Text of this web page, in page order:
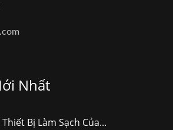
Nhất
Bị Làm Sạch Của...